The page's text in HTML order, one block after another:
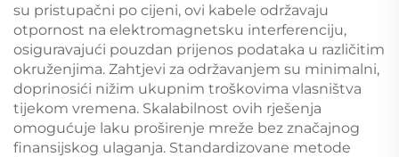
su pristupačni po cijeni, ovi kabele održavaju
otpornost na elektromagnetsku interferenciju,
osiguravajući pouzdan prijenos podataka u različitim
okruženjima. Zahtjevi za održavanjem su minimalni,
doprinosići nižim ukupnim troškovima vlasništva
tijekom vremena. Skalabilnost ovih rješenja
omogućuje laku proširenje mreže bez značajnog
finansijskog ulaganja. Standardizovane metode